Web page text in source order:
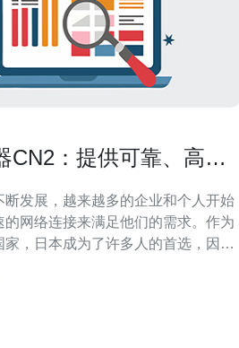
CN2：提供可靠、高速
断发展，越来越多的企业和个人开始
的网络连接来满足他们的需求。作为
家，日本成为了许多人的首选，因为
成为了一个备受关注的选项，它提